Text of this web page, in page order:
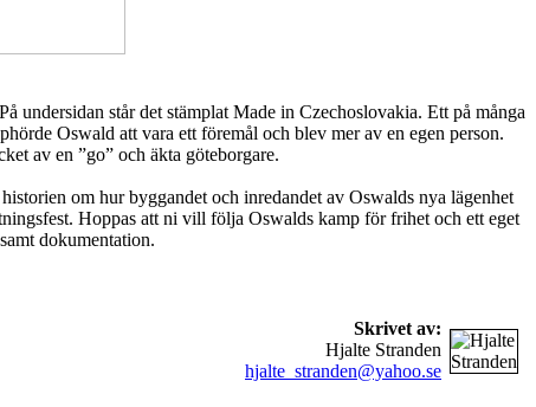
undersidan står det stämplat Made in Czechoslovakia. Ett på många
Oswald att vara ett föremål och blev mer av en egen person.
av en ”go” och äkta göteborgare.
om hur byggandet och inredandet av Oswalds nya lägenhet
Hoppas att ni vill följa Oswalds kamp för frihet och ett eget
dokumentation.
Skrivet av:
Hjalte Stranden
hjalte_stranden@yahoo.se